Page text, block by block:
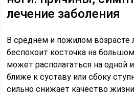
лечение заболения
В среднем и пожилом возрасте
беспокоит косточка на
может располагаться на одной
ближе к суставу или сбоку
сильно снижает качество